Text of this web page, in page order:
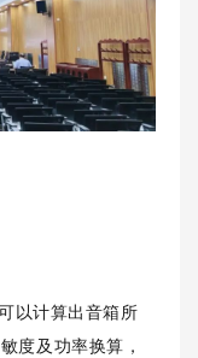
以计算出音箱所
度及功率换算，